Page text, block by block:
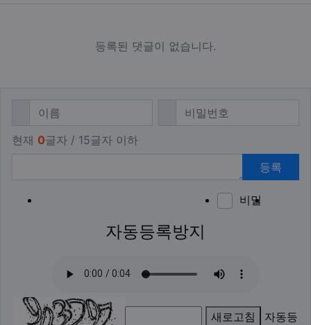
등록된 댓글이 없습니다.
댓글쓰기
필수 비밀번호필수
현재 0글자 / 15글자 이하
등록
비밀
자동등록방지
새로고침 자동등